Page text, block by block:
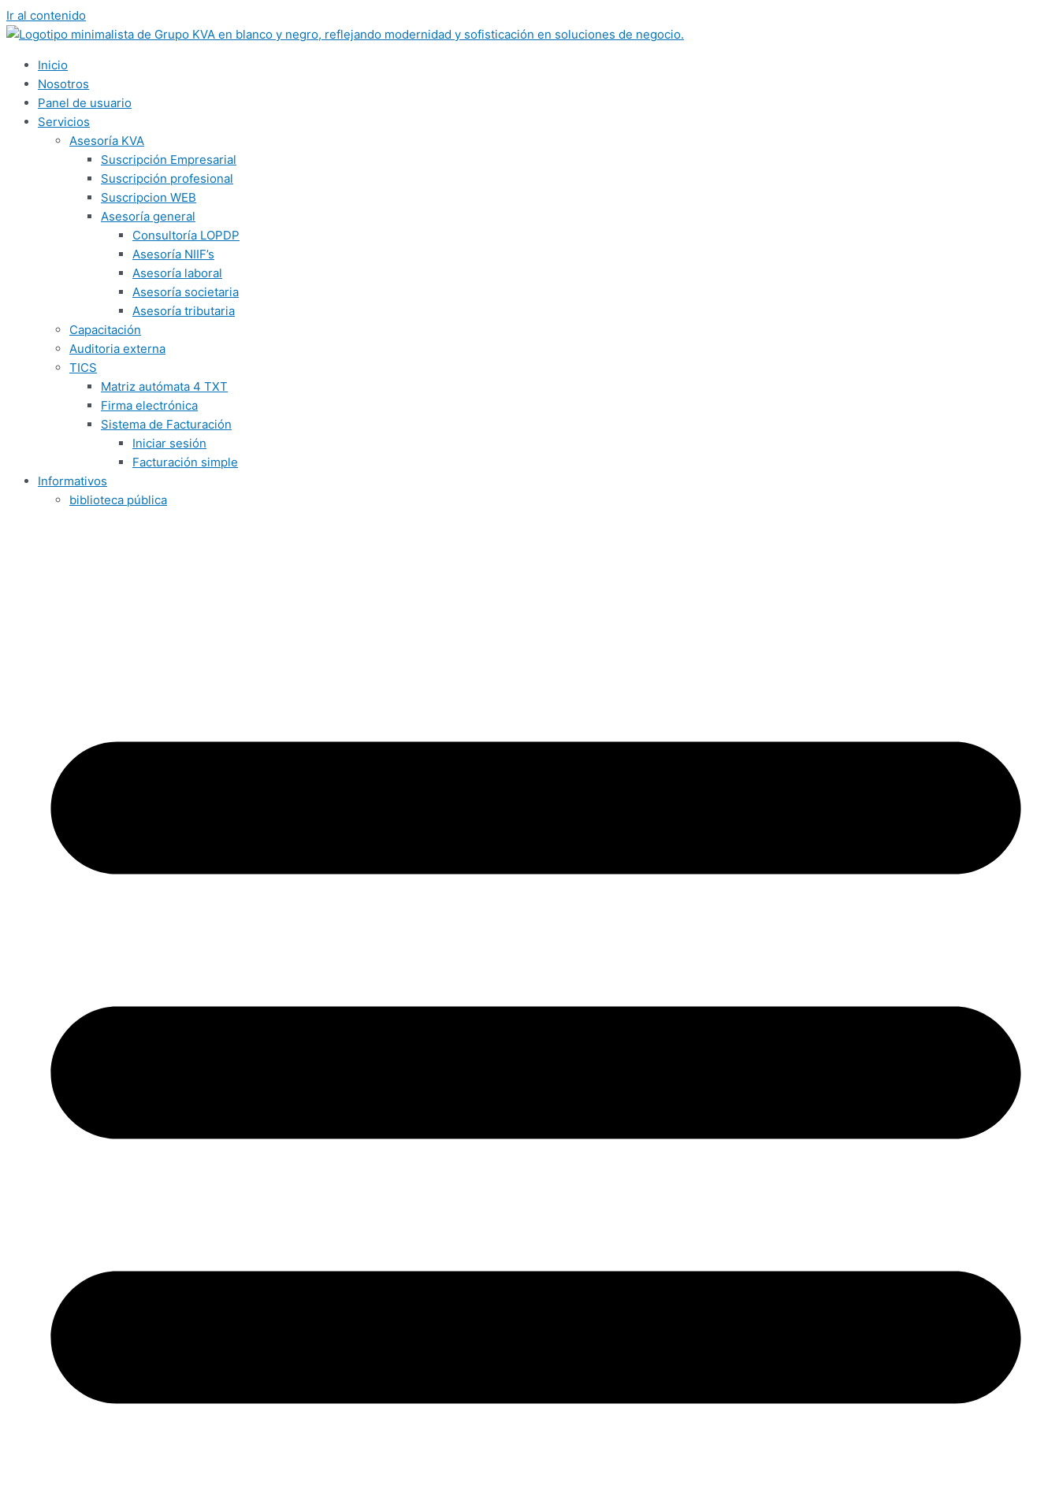
Ir al contenido
Inicio
Nosotros
Panel de usuario
Servicios
Asesoría KVA
Suscripción Empresarial
Suscripción profesional
Suscripcion WEB
Asesoría general
Consultoría LOPDP
Asesoría NIIF’s
Asesoría laboral
Asesoría societaria
Asesoría tributaria
Capacitación
Auditoria externa
TICS
Matriz autómata 4 TXT
Firma electrónica
Sistema de Facturación
Iniciar sesión
Facturación simple
Informativos
biblioteca pública